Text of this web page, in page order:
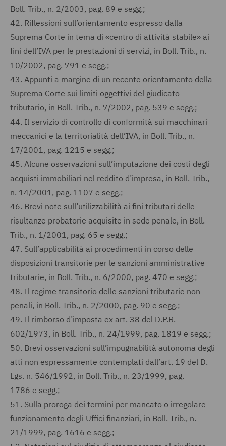
Boll. Trib., n. 2/2003, pag. 89 e segg.;
42. Riflessioni sull’orientamento espresso dalla
Suprema Corte in tema di «centro di attività stabile» ai
fini dell’IVA per le prestazioni di servizi, in Boll. Trib., n.
10/2002, pag. 791 e segg.;
43. Appunti a margine di un recente orientamento della
Suprema Corte sui limiti oggettivi del giudicato
tributario, in Boll. Trib., n. 7/2002, pag. 539 e segg.;
44. Il servizio di controllo di conformità sui macchinari
meccanici e la territorialità dell’IVA, in Boll. Trib., n.
17/2001, pag. 1215 e segg.;
45. Alcune osservazioni sull’imputazione dei costi degli
acquisti immobiliari nel reddito d’impresa, in Boll. Trib.,
n. 14/2001, pag. 1107 e segg.;
46. Brevi note sull’utilizzabilità ai fini tributari delle
risultanze probatorie acquisite in sede penale, in Boll.
Trib., n. 1/2001, pag. 65 e segg.;
47. Sull’applicabilità ai procedimenti in corso delle
disposizioni transitorie per le sanzioni amministrative
tributarie, in Boll. Trib., n. 6/2000, pag. 470 e segg.;
48. Il regime transitorio delle sanzioni tributarie non
penali, in Boll. Trib., n. 2/2000, pag. 90 e segg.;
49. Il rimborso d’imposta ex art. 38 del D.P.R.
602/1973, in Boll. Trib., n. 24/1999, pag. 1819 e segg.;
50. Brevi osservazioni sull’impugnabilità autonoma degli
atti non espressamente contemplati dall’art. 19 del D.
Lgs. n. 546/1992, in Boll. Trib., n. 23/1999, pag.
1786 e segg.;
51. Sulla proroga dei termini per mancato o irregolare
funzionamento degli Uffici finanziari, in Boll. Trib., n.
21/1999, pag. 1616 e segg.;